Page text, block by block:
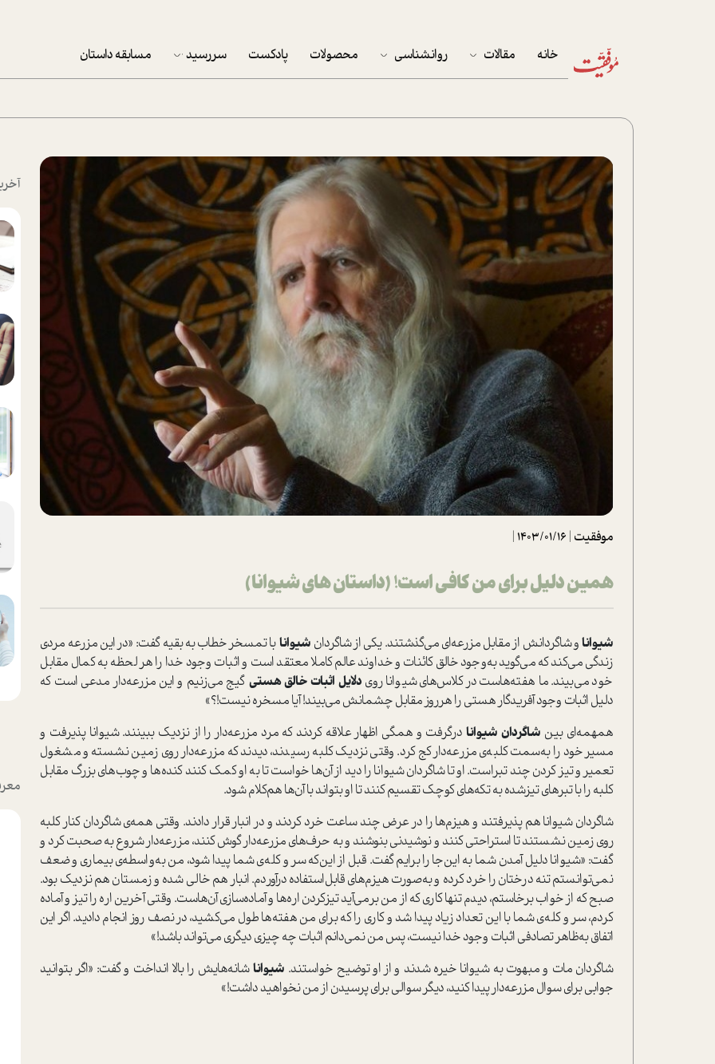
خانه مقالات
پرونده ویژه
زندگی
نوجوان
کار
تحلیل فیلم
شیوانا
داستان
روانشناسی محصولات پادکست سررسید
پکيج نوروزي موفقيت
تقویم رومیزی
تقویم دیواری
مسابقه داستان
موفقیت |
1403/01/16
|
همین دلیل برای من کافی است! (داستان های شیوانا)
شیواناو شاگردانش از مقابل مزرعه‌ای می‌گذشتند. یکی از شاگردان شیوانابا تمسخر خطاب به بقیه گفت‌: «در این مزرعه مردی
زندگی می‌کند که می‌گوید به‌وجود خالق کائنات و خداوند عالم کاملا معتقد ا‌ست و اثبات وجود خدا را هر لحظه به کمال مقابل
خود می‌بیند. ما هفته‌ها‌ست در کلاس‌های شیوانا روی دلایل اثبات خالق هستی گیج می‌زنیم و این مزرعه‌دار مدعی ا‌ست که
دلیل اثبات وجود آفریدگار هستی را هر‌روز مقابل چشمانش می‌بیند! آیا مسخره نیست!؟»
همهمه‌ای بین شاگردان شیوانادرگرفت و همگی اظهار علاقه کردند که مرد مزرعه‌دار را از نزدیک ببینند. شیوانا پذیرفت و
مسیر خود را به‌سمت کلبه‌ی مزرعه‌دار کج کرد. وقتی نزدیک کلبه رسیدند، دیدند که مزرعه‌دار روی زمین نشسته و مشغول
تعمیر و تیز کردن چند تبرا‌ست. او تا شاگردان شیوانا را دید از آن‌ها خوا‌ست تا به او کمک کنند کنده‌ها و چوب‌های بزرگ مقابل
کلبه را با تبرهای تیز‌شده به تکه‌های کوچک تقسیم کنند تا او بتواند با آن‌ها هم‌کلام شود.
شاگردان شیوانا هم پذیرفتند و هیزم‌ها را در عرض چند ساعت خرد کردند و در انبار قرار دادند. وقتی همه‌ی شاگردان کنار کلبه
روی زمین نشستند تا ا‌ستراحتی کنند و نوشیدنی بنوشند و به حرف‌های مزرعه‌دار گوش کنند، مزرعه‌دار شروع به صحبت کرد و
گفت‌: «شیوانا دلیل آمدن شما به این‌جا را برایم گفت. قبل از این‌که سر و کله‌ی شما پیدا شود، من به‌واسطه‌ی بیماری و ضعف
نمی‌توانستم تنه درختان را خرد کرده و به‌صورت هیزم‌های قابل‌ا‌ستفاده درآوردم. انبار هم خالی شده و زمستان هم نزدیک بود.
صبح که از خواب برخا‌ستم، دیدم تنها کاری که از من برمی‌آید تیز‌کردن اره‌ها و آماده‌سازی آن‌ها‌ست. وقتی آخرین اره را تیز و آماده
کردم، سر و کله‌ی شما با این تعداد زیاد پیدا شد و کاری را که برای من هفته‌ها طول می‌کشید، در نصف روز انجام دادید. اگر این
اتفاق به‌ظاهر تصادفی اثبات وجود خدا نیست، پس من نمی‌دانم اثبات چه چیزی د‌یگری می‌تواند باشد!»
شاگردان مات و مبهوت به شیوانا خیره شدند و از او توضیح خوا‌ستند. شیواناشانه‌هایش را بالا انداخت و گفت‌: «اگر بتوانید
جوابی برای سوال مزرعه‌دار پیدا کنید، دیگر سوالی برای پرسیدن از من نخواهید داشت!»